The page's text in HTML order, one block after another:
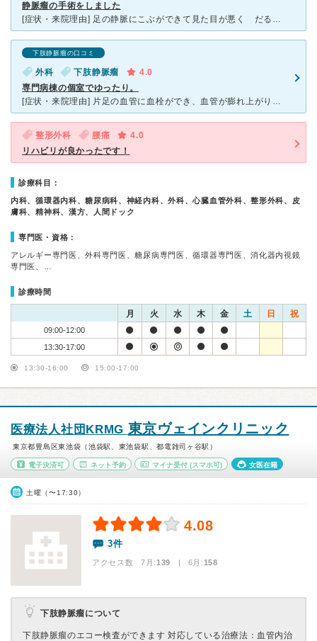
静脈瘤の手術をしました
[症状・来院理由] 足の静脈にこぶができて見た目が悪く だるい。 [医師の診断・治療法] 手術が適応 [感想・費用・待ち時間・看護師などスタッフの対応] 他病院で３０万ほどする自由診療のレー
下肢静脈瘤の口コミ
外科 下肢静脈瘤
4.0
専門病棟の個室でゆったり。
[症状・来院理由] 片足の血管に血栓ができ、血管が膨れ上がり痛くなった。 [医師の診断・治療法] 局部麻酔で痛くなく、早く終わりました。血管を抜きました。 [感想・費用・待ち時間・看護師などス
整形外科 腰痛
4.0
リハビリが良かったです！
診療科目：
内科、循環器内科、糖尿病科、神経内科、外科、心臓血管外科、整形外科、皮
膚科、精神科、漢方、人間ドック
専門医・資格：
アレルギー専門医、外科専門医、糖尿病専門医、循環器専門医、消化器内視鏡
専門医、…
診療時間
月 火 水 木 金 土 日 祝
09:00-12:00
13:30-17:00
13:30-16:00 15:00-17:00
医療法人社団KRMG 東京ヴェインクリニック
東京都豊島区東池袋（池袋駅、東池袋駅、都電雑司ヶ谷駅）
電子決済可 ネット予約 マイナ受付 (スマホ可) 女医在籍
土曜（〜17:30）
4.08
3件
アクセス数 7月:139 | 6月:158
下肢静脈瘤について
下肢静脈瘤のエコー検査ができます 対応している治療法：血管内治